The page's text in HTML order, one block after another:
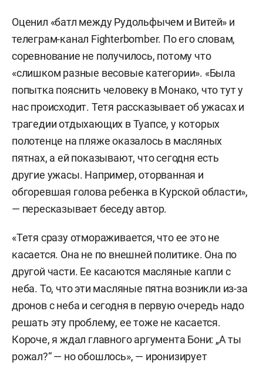
Оценил «батл между Рудольфычем и Витей» и
телеграм-канал Fighterbomber. По его словам,
соревнование не получилось, потому что
«слишком разные весовые категории». «Была
попытка пояснить человеку в Монако, что тут у
нас происходит. Тетя рассказывает об ужасах и
трагедии отдыхающих в Туапсе, у которых
полотенце на пляже оказалось в масляных
пятнах, а ей показывают, что сегодня есть
другие ужасы. Например, оторванная и
обгоревшая голова ребенка в Курской области»,
— пересказывает беседу автор.
«Тетя сразу отмораживается, что ее это не
касается. Она не по внешней политике. Она по
другой части. Ее касаются масляные капли с
неба. То, что эти масляные пятна возникли из-за
дронов с неба и сегодня в первую очередь надо
решать эту проблему, ее тоже не касается.
Короче, я ждал главного аргумента Бони: „А ты
рожал?“ — но обошлось», — иронизирует